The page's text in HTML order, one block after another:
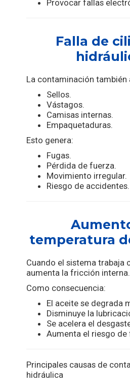
Provocar fallas
Falla de
La contaminación también
Sellos.
Vástagos.
Camisas internas.
Empaquetaduras.
Esto genera:
Fugas.
Pérdida de fuerza.
Movimiento irregular.
Riesgo de accidentes.
temperatura
Cuando el sistema trabaja
aumenta la fricción interna.
Como consecuencia:
El aceite se degrada
Disminuye la
Se acelera el
Aumenta el riesgo
Principales causas de
hidráulica